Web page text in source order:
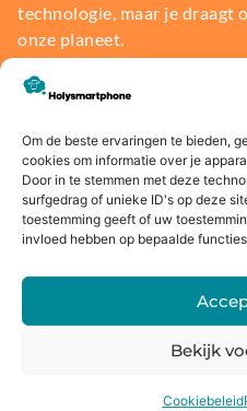
Om de beste ervaringen te bieden,
cookies om informatie over je
Door in te stemmen met deze
surfgedrag of unieke ID's op deze
toestemming geeft of uw
invloed hebben op bepaalde
Bekijk
Cookiebeleid
technologie, maar je draagt
onze planeet.
Bereken de waarde
Voor
16:00
morgen
14 dagen
bedenkte
rmijn